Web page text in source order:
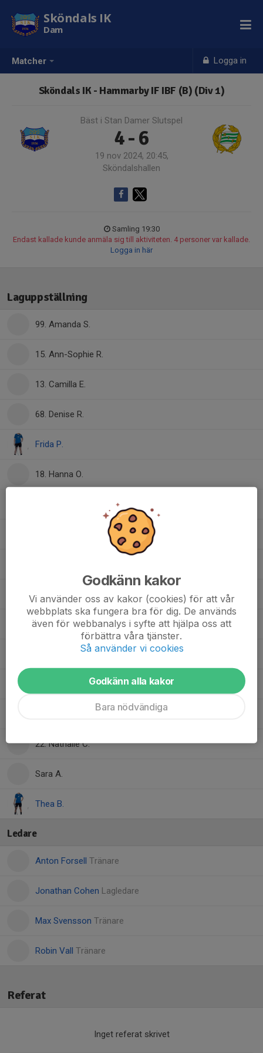
Matcher Logga in
Sköndals IK
Dam
Sköndals IK - Hammarby IF IBF (B) (Div 1)
Bäst i Stan Damer Slutspel
4 - 6
19 nov 2024, 20:45,
Sköndalshallen
Samling 19:30
Endast kallade kunde anmäla sig till aktiviteten. 4 personer var kallade.
Logga in här
Laguppställning
99. Amanda S.
15. Ann-Sophie R.
13. Camilla E.
68. Denise R.
Frida P.
18. Hanna O.
23. Melina R.
29. Michelle O.
22. Nathalie C.
Sara A.
Thea B.
Ledare
Anton Forsell Tränare
Jonathan Cohen Lagledare
Max Svensson Tränare
Robin Vall Tränare
Referat
Inget referat skrivet
Godkänn kakor
Vi använder oss av kakor (cookies) för att vår
webbplats ska fungera bra för dig. De används
även för webbanalys i syfte att hjälpa oss att
förbättra våra tjänster.
Så använder vi cookies
Godkänn alla kakor
Bara nödvändiga